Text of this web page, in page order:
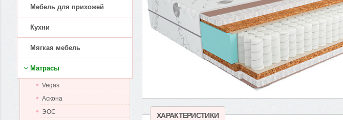
ХАРАКТЕРИСТИКИ
Мебель для прихожей
Кухни
Мягкая мебель
Матрасы
Vegas
Аскона
ЭОС